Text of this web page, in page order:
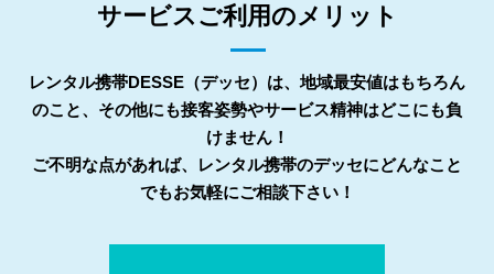
サービスご利用のメリット
レンタル携帯DESSE（デッセ）は、地域最安値はもちろん
のこと、その他にも接客姿勢やサービス精神はどこにも負
けません！
ご不明な点があれば、レンタル携帯のデッセにどんなこと
でもお気軽にご相談下さい！